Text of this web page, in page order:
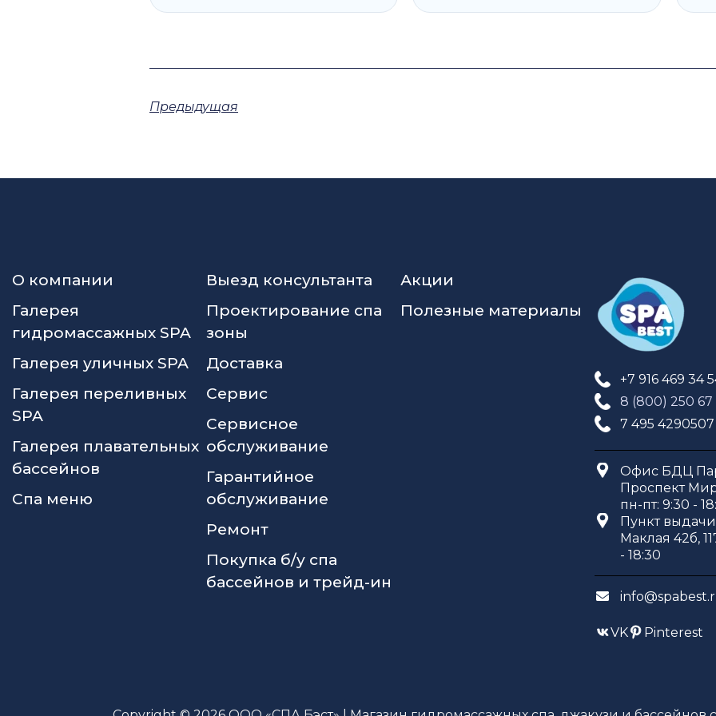
Предыдущая
О компании
Галерея
гидромассажных SPA
Галерея уличных SPA
Галерея переливных
SPA
Галерея плавательных
бассейнов
Спа меню
Выезд консультанта
Проектирование спа
зоны
Доставка
Сервис
Сервисное
обслуживание
Гарантийное
обслуживание
Ремонт
Покупка б/у спа
бассейнов и трейд-ин
Акции
Полезные материалы
+7 916 469 34
8 (800) 250 67
7 495 4290507
Офис БДЦ
Проспект
пн-пт: 9:30 -
Пункт выдачи
Маклая 42б,
- 18:30
VK Pinterest